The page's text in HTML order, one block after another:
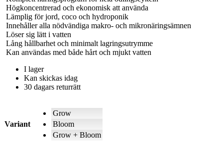
Högkoncentrerad och ekonomisk att använda
Lämplig för jord, coco och hydroponik
Innehåller alla nödvändiga makro- och mikronäringsämnen
Löser sig lätt i vatten
Lång hållbarhet och minimalt lagringsutrymme
Kan användas med både hårt och mjukt vatten
I lager
Kan skickas idag
30 dagars returrätt
Variant
Grow
Bloom
Grow + Bloom